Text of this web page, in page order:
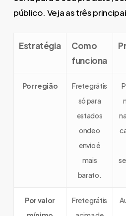
público. Veja as três
Estratégia
Como
funciona
Por região
Frete grátis
só para
estados
onde o
envio é
mais
barato.
Por valor
Frete grátis